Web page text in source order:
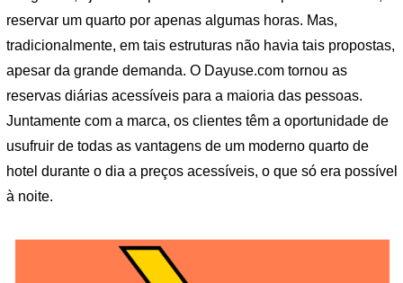
reservar um quarto por apenas algumas horas. Mas,
tradicionalmente, em tais estruturas não havia tais propostas,
apesar da grande demanda. O Dayuse.com tornou as
reservas diárias acessíveis para a maioria das pessoas.
Juntamente com a marca, os clientes têm a oportunidade de
usufruir de todas as vantagens de um moderno quarto de
hotel durante o dia a preços acessíveis, o que só era possível
à noite.